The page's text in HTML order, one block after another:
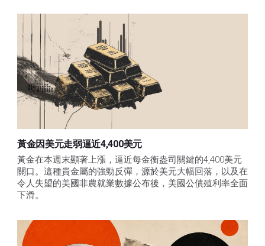
黃金因美元走弱逼近4,400美元
黃金在本週末顯著上漲，逼近每金衡盎司關鍵的4,400美元
關口。這種貴金屬的強勁反彈，源於美元大幅回落，以及在
令人失望的美國非農就業數據公布後，美國公債殖利率全面
下滑。